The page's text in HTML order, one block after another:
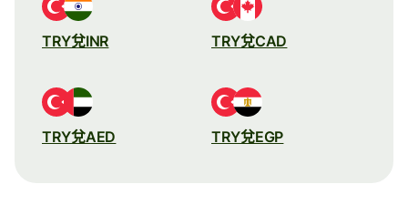
TRY兌INR TRY兌CAD
TRY兌AED TRY兌EGP